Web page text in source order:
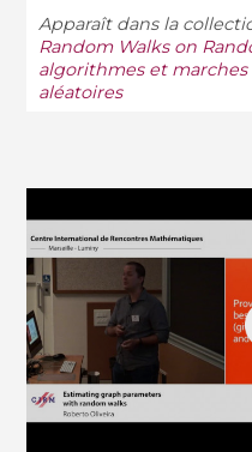
Apparaît dans la
Random Walks on
algorithmes et marches
aléatoires